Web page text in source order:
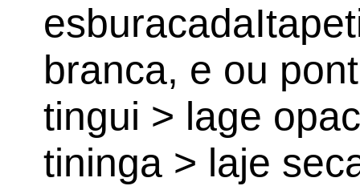
branca, e ou
tingui > lage
tininga > laje